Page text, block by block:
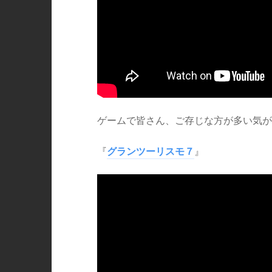
ゲームで皆さん、ご存じな方が多い気が
『グランツーリスモ７ 』